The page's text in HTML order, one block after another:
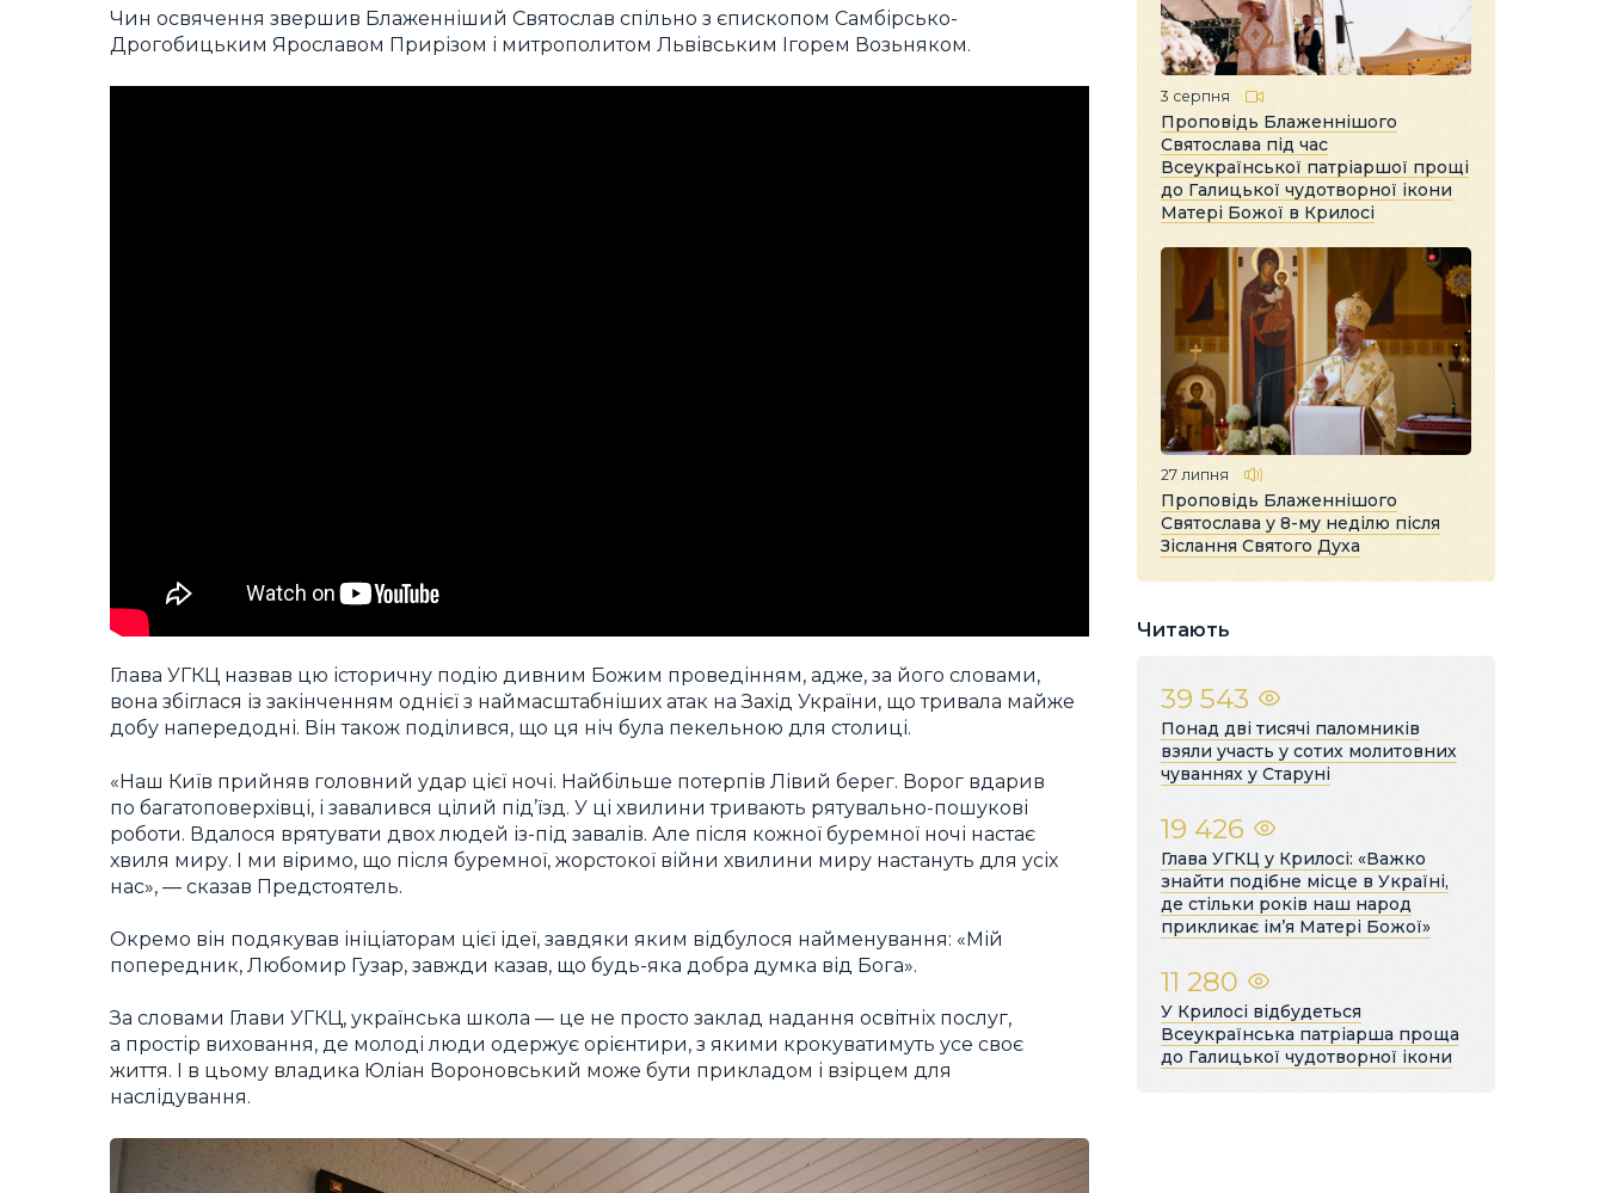
Чин освячення звершив Блаженніший Святослав спільно з єпископом Самбірсько-
Дрогобицьким Ярославом Прирізом і митрополитом Львівським Ігорем Возьняком.
Глава УГКЦ назвав цю історичну подію дивним Божим проведінням, адже, за його словами,
вона збіглася із закінченням однієї з наймасштабніших атак на Захід України, що тривала майже
добу напередодні. Він також поділився, що ця ніч була пекельною для столиці.
«Наш Київ прийняв головний удар цієї ночі. Найбільше потерпів Лівий берег. Ворог вдарив
по багатоповерхівці, і завалився цілий під’їзд. У ці хвилини тривають рятувально-пошукові
роботи. Вдалося врятувати двох людей із-під завалів. Але після кожної буремної ночі настає
хвиля миру. І ми віримо, що після буремної, жорстокої війни хвилини миру настануть для усіх
нас», — сказав Предстоятель.
Окремо він подякував ініціаторам цієї ідеї, завдяки яким відбулося найменування: «Мій
попередник, Любомир Гузар, завжди казав, що будь-яка добра думка від Бога».
За словами Глави УГКЦ, українська школа — це не просто заклад надання освітніх послуг,
а простір виховання, де молоді люди одержує орієнтири, з якими крокуватимуть усе своє
життя. І в цьому владика Юліан Вороновський може бути прикладом і взірцем для
наслідування.
3 серпня
Проповідь Блаженнішого
Святослава під час
Всеукраїнської патріаршої прощі
до Галицької чудотворної ікони
Матері Божої в Крилосі
27 липня
Проповідь Блаженнішого
Святослава у 8-му неділю після
Зіслання Святого Духа
Читають
39 543
Понад дві тисячі паломників
взяли участь у сотих молитовних
чуваннях у Старуні
19 426
Глава УГКЦ у Крилосі: «Важко
знайти подібне місце в Україні,
де стільки років наш народ
прикликає ім’я Матері Божої»
11 280
У Крилосі відбудеться
Всеукраїнська патріарша проща
до Галицької чудотворної ікони